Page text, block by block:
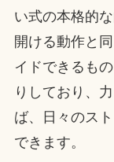
い式の本格的
開ける動作と
イドできるも
りしており、
ば、日々のス
できます。